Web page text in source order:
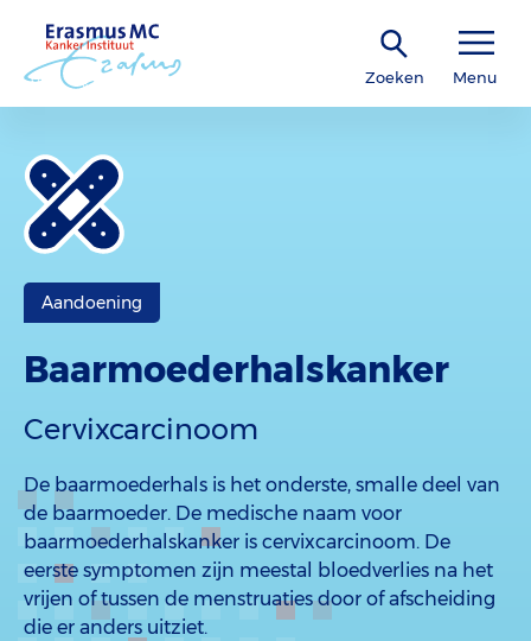
Zoeken Menu
Aandoening
Baarmoederhalskanker
Cervixcarcinoom
De baarmoederhals is het onderste, smalle deel van
de baarmoeder. De medische naam voor
baarmoederhalskanker is cervixcarcinoom. De
eerste symptomen zijn meestal bloedverlies na het
vrijen of tussen de menstruaties door of afscheiding
die er anders uitziet.